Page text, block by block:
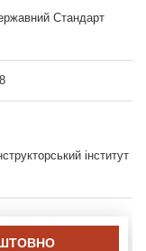
Стандарт
інститут